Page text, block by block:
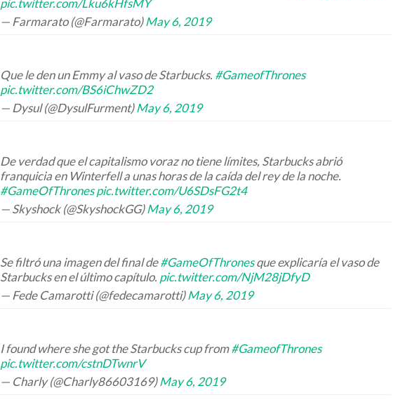
pic.twitter.com/Lku6kHfsMY
— Farmarato (@Farmarato)May 6, 2019
Que le den un Emmy al vaso de Starbucks. #GameofThrones
pic.twitter.com/BS6iChwZD2
— Dysul (@DysulFurment)May 6, 2019
De verdad que el capitalismo voraz no tiene límites, Starbucks abrió
franquicia en Winterfell a unas horas de la caída del rey de la noche.
#GameOfThrones pic.twitter.com/U6SDsFG2t4
— Skyshock (@SkyshockGG)May 6, 2019
Se filtró una imagen del final de#GameOfThronesque explicaría el vaso de
Starbucks en el último capítulo. pic.twitter.com/NjM28jDfyD
— Fede Camarotti (@fedecamarotti)May 6, 2019
I found where she got the Starbucks cup from#GameofThrones
pic.twitter.com/cstnDTwnrV
— Charly (@Charly86603169)May 6, 2019